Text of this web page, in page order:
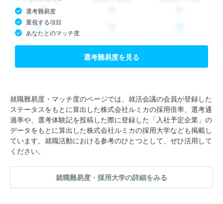
選考難易度
重視する項目
あなたとのマッチ度
選考難易度を見る
就職難易度・マッチ度のページでは、就活会議の会員が登録した
ステータスをもとに算出した株式会社ルミカの採用倍率、選考通
過率や、選考体験記を投稿した際に登録した「入社予定企業」の
データをもとに算出した株式会社ルミカの採用大学なども掲載し
ています。就職活動における参考のひとつとして、ぜひ活用して
ください。
就職難易度・採用大学の詳細をみる